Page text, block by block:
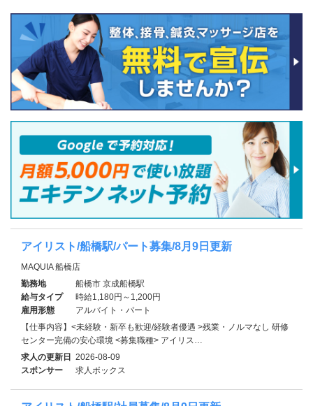
アイリスト/船橋駅/パート募集/8月9日更新
MAQUIA 船橋店
勤務地
船橋市 京成船橋駅
給与タイプ
時給1,180円～1,200円
雇用形態
アルバイト・パート
【仕事内容】<未経験・新卒も歓迎/経験者優遇 >残業・ノルマなし 研修
センター完備の安心環境 <募集職種> アイリス…
求人の更新日 2026-08-09
スポンサー
求人ボックス